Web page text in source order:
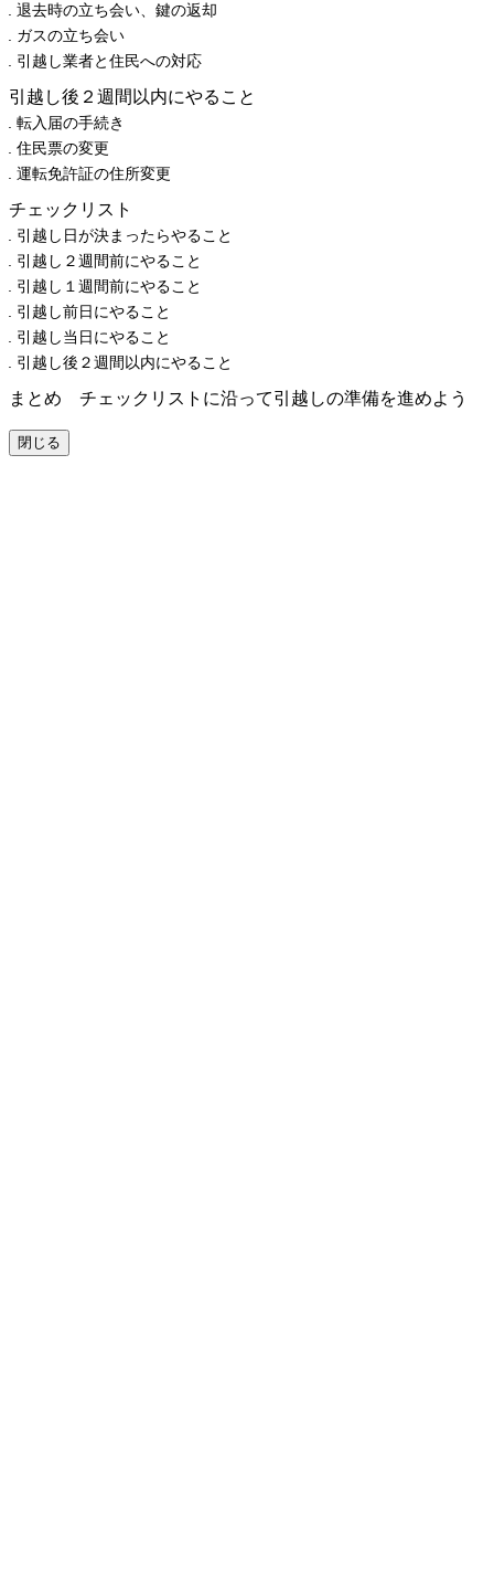
退去時の立ち会い、鍵の返却
ガスの立ち会い
引越し業者と住民への対応
引越し後２週間以内にやること
転入届の手続き
住民票の変更
運転免許証の住所変更
チェックリスト
引越し日が決まったらやること
引越し２週間前にやること
引越し１週間前にやること
引越し前日にやること
引越し当日にやること
引越し後２週間以内にやること
まとめ チェックリストに沿って引越しの準備を進めよう
閉じる